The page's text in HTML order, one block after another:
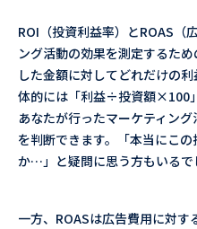
ROI（投資利益率）とROAS（
ング活動の効果を測定するた
した金額に対してどれだけの
体的には「利益÷投資額×100
あなたが行ったマーケティン
を判断できます。「本当にこ
か…」と疑問に思う方もいるで
一方、ROASは広告費用に対す